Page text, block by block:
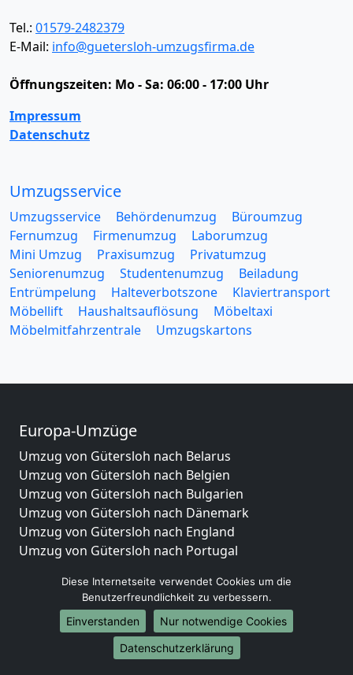
Tel.: 01579-2482379
E-Mail: info@guetersloh-umzugsfirma.de
Öffnungszeiten: Mo - Sa: 06:00 - 17:00 Uhr
Impressum
Datenschutz
Umzugsservice
Umzugsservice Behördenumzug
Büroumzug
Fernumzug
Firmenumzug
Laborumzug
Mini Umzug
Praxisumzug
Privatumzug
Seniorenumzug
Studentenumzug
Beiladung
Entrümpelung
Halteverbotszone
Klaviertransport
Möbellift
Haushaltsauflösung
Möbeltaxi
Möbelmitfahrzentrale
Umzugskartons
Europa-Umzüge
Umzug von Gütersloh nach Belarus
Umzug von Gütersloh nach Belgien
Umzug von Gütersloh nach Bulgarien
Umzug von Gütersloh nach Dänemark
Umzug von Gütersloh nach England
Umzug von Gütersloh nach Portugal
und Herzegowina
Umzug von Gütersloh nach Irland
Umzug von Gütersloh nach Lettland
Umzug von Gütersloh nach Zypern
Umzug von Gütersloh nach Kroatien
Diese Internetseite verwendet Cookies um die
Benutzerfreundlichkeit zu verbessern.
Einverstanden
Nur notwendige Cookies
Datenschutzerklärung